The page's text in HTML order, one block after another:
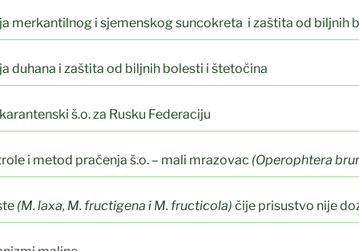
merkantilnog i sjemenskog suncokreta i zaštita od biljnih
duhana i zaštita od biljnih bolesti i štetočina
š.o. za Rusku Federaciju
i metod praćenja š.o. – mali mrazovac (Operophtera
(M. laxa, M. fructigena i M. fructicola) čije prisustvo nije